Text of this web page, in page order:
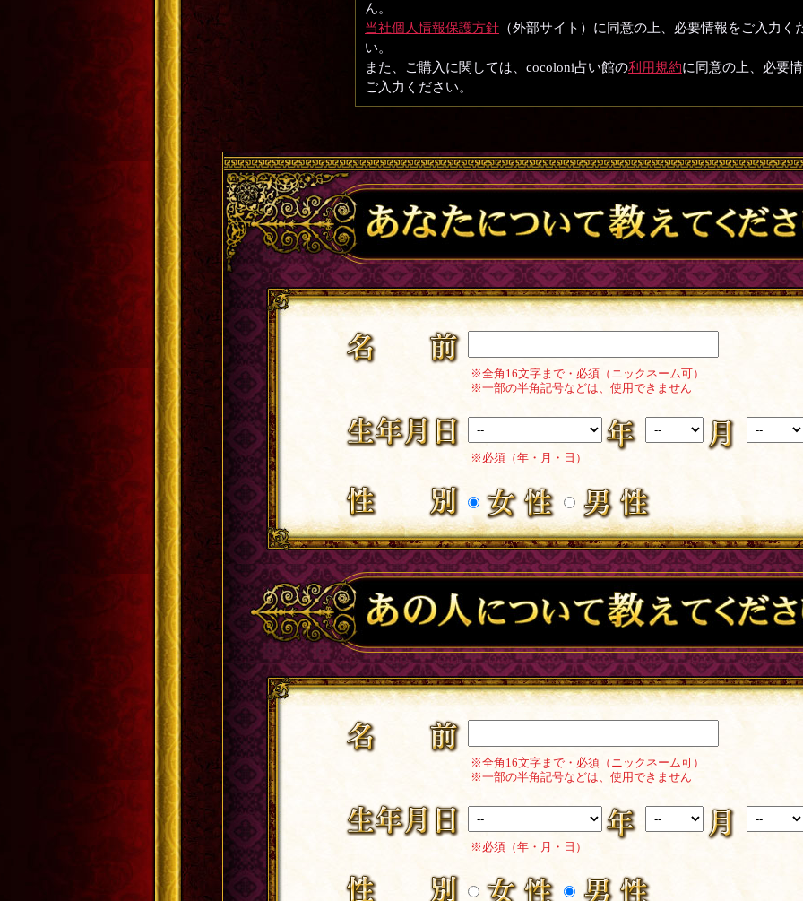
ん。
当社個人情報保護方針 （外部サイト）に同意の上、必要情報をご入力く
い。
また、ご購入に関しては、cocoloni占い館の利用規約に同意の上、必要
ご入力ください。
※全角16文字まで・必須（ニックネーム可）
※一部の半角記号などは、使用できません
※必須（年・月・日）
※全角16文字まで・必須（ニックネーム可）
※一部の半角記号などは、使用できません
※必須（年・月・日）